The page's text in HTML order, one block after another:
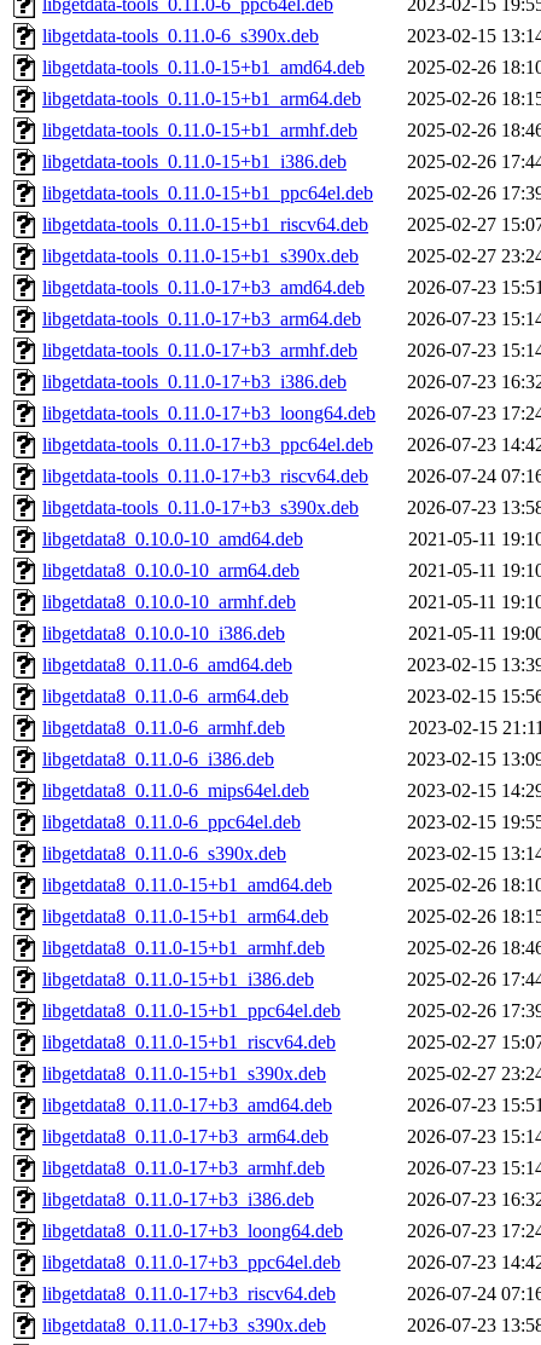
libgetdata-tools_0.11.0-6_ppc64el.deb
2023-02-15
libgetdata-tools_0.11.0-6_s390x.deb
2023-02-15
libgetdata-tools_0.11.0-15+b1_amd64.deb
2025-02-26
libgetdata-tools_0.11.0-15+b1_arm64.deb
2025-02-26
libgetdata-tools_0.11.0-15+b1_armhf.deb
2025-02-26
libgetdata-tools_0.11.0-15+b1_i386.deb
2025-02-26
libgetdata-tools_0.11.0-15+b1_ppc64el.deb
2025-02-26
libgetdata-tools_0.11.0-15+b1_riscv64.deb
2025-02-27
libgetdata-tools_0.11.0-15+b1_s390x.deb
2025-02-27
libgetdata-tools_0.11.0-17+b3_amd64.deb
2026-07-23
libgetdata-tools_0.11.0-17+b3_arm64.deb
2026-07-23
libgetdata-tools_0.11.0-17+b3_armhf.deb
2026-07-23
libgetdata-tools_0.11.0-17+b3_i386.deb
2026-07-23
libgetdata-tools_0.11.0-17+b3_loong64.deb
2026-07-23
libgetdata-tools_0.11.0-17+b3_ppc64el.deb
2026-07-23
libgetdata-tools_0.11.0-17+b3_riscv64.deb
2026-07-24
libgetdata-tools_0.11.0-17+b3_s390x.deb
2026-07-23
libgetdata8_0.10.0-10_amd64.deb
2021-05-11
libgetdata8_0.10.0-10_arm64.deb
2021-05-11
libgetdata8_0.10.0-10_armhf.deb
2021-05-11
libgetdata8_0.10.0-10_i386.deb
2021-05-11
libgetdata8_0.11.0-6_amd64.deb
2023-02-15
libgetdata8_0.11.0-6_arm64.deb
2023-02-15
libgetdata8_0.11.0-6_armhf.deb
2023-02-15
libgetdata8_0.11.0-6_i386.deb
2023-02-15
libgetdata8_0.11.0-6_mips64el.deb
2023-02-15
libgetdata8_0.11.0-6_ppc64el.deb
2023-02-15
libgetdata8_0.11.0-6_s390x.deb
2023-02-15
libgetdata8_0.11.0-15+b1_amd64.deb
2025-02-26
libgetdata8_0.11.0-15+b1_arm64.deb
2025-02-26
libgetdata8_0.11.0-15+b1_armhf.deb
2025-02-26
libgetdata8_0.11.0-15+b1_i386.deb
2025-02-26
libgetdata8_0.11.0-15+b1_ppc64el.deb
2025-02-26
libgetdata8_0.11.0-15+b1_riscv64.deb
2025-02-27
libgetdata8_0.11.0-15+b1_s390x.deb
2025-02-27
libgetdata8_0.11.0-17+b3_amd64.deb
2026-07-23
libgetdata8_0.11.0-17+b3_arm64.deb
2026-07-23
libgetdata8_0.11.0-17+b3_armhf.deb
2026-07-23
libgetdata8_0.11.0-17+b3_i386.deb
2026-07-23
libgetdata8_0.11.0-17+b3_loong64.deb
2026-07-23
libgetdata8_0.11.0-17+b3_ppc64el.deb
2026-07-23
libgetdata8_0.11.0-17+b3_riscv64.deb
2026-07-24
libgetdata8_0.11.0-17+b3_s390x.deb
2026-07-23